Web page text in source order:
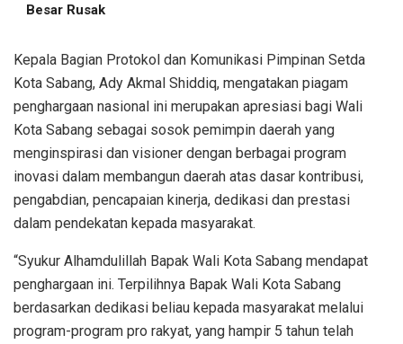
Besar Rusak
Kepala Bagian Protokol dan Komunikasi Pimpinan Setda
Kota Sabang, Ady Akmal Shiddiq, mengatakan piagam
penghargaan nasional ini merupakan apresiasi bagi Wali
Kota Sabang sebagai sosok pemimpin daerah yang
menginspirasi dan visioner dengan berbagai program
inovasi dalam membangun daerah atas dasar kontribusi,
pengabdian, pencapaian kinerja, dedikasi dan prestasi
dalam pendekatan kepada masyarakat.
“Syukur Alhamdulillah Bapak Wali Kota Sabang mendapat
penghargaan ini. Terpilihnya Bapak Wali Kota Sabang
berdasarkan dedikasi beliau kepada masyarakat melalui
program-program pro rakyat, yang hampir 5 tahun telah